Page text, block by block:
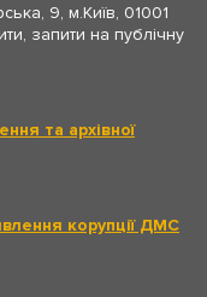
9, м.Київ, 01001
запити на публічну
та архівної
корупції ДМС